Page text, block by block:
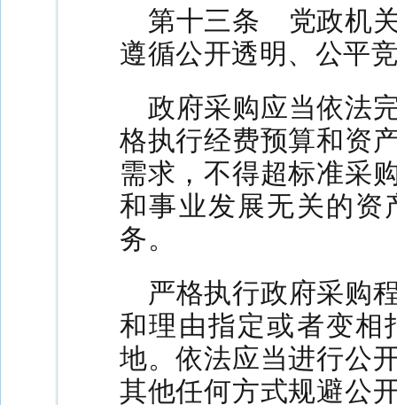
第十三条 党政机
遵循公开透明、公平
政府采购应当依法
格执行经费预算和资
需求，不得超标准采
和事业发展无关的
务。
严格执行政府采购
和理由指定或者变
地。依法应当进行公
其他任何方式规避公